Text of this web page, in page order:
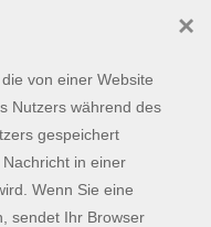
werden.
von einer Website
Nutzers während des
gespeichert
in einer
Wenn Sie eine
sendet Ihr Browser
×